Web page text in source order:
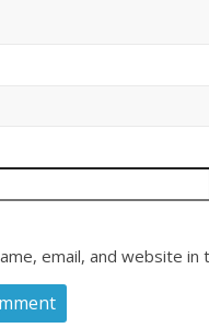
email, and website